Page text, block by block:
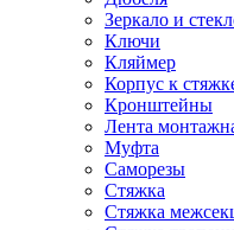
Зеркало и
Ключи
Кляймер
Корпус к
Кронштейны
Лента
Муфта
Саморезы
Стяжка
Стяжка